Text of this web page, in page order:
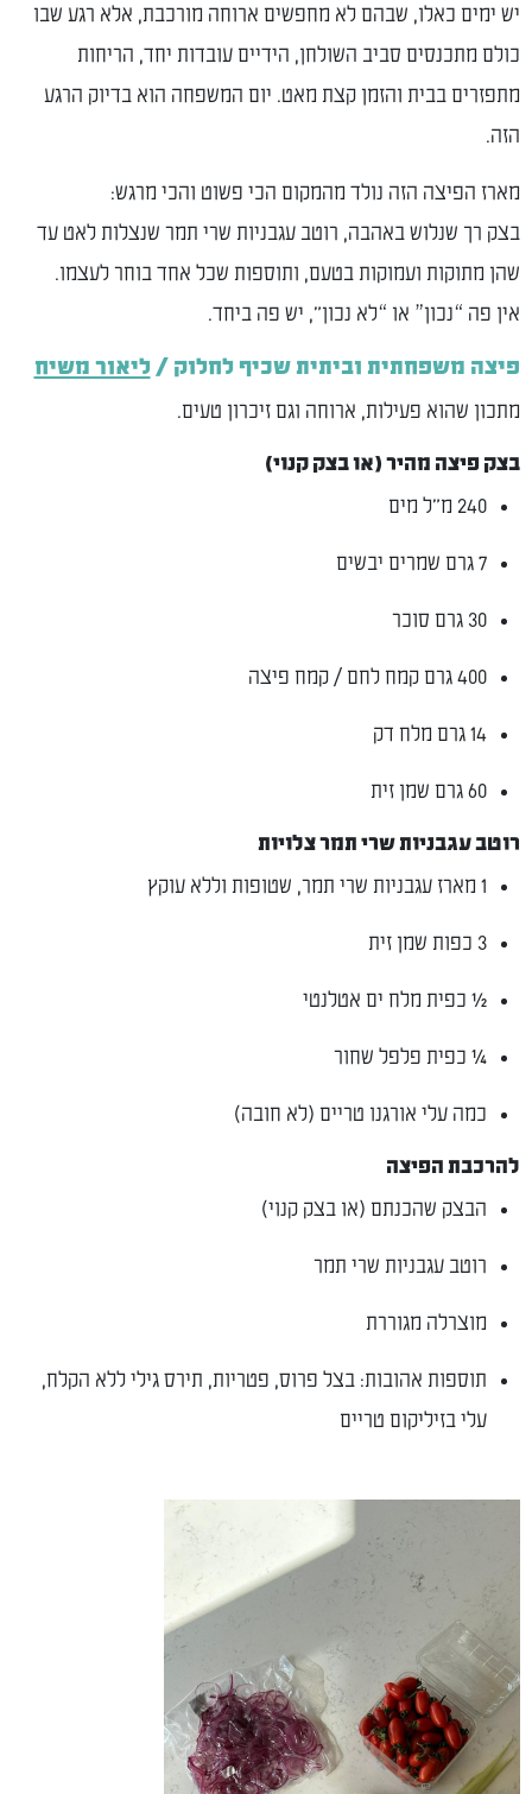
יש ימים כאלו, שבהם לא מחפשים ארוחה מורכבת, אלא רגע שבו
כולם מתכנסים סביב השולחן, הידיים עובדות יחד, הריחות
מתפזרים בבית והזמן קצת מאט. יום המשפחה הוא בדיוק הרגע
הזה.
מארז הפיצה הזה נולד מהמקום הכי פשוט והכי מרגש:
בצק רך שנלוש באהבה, רוטב עגבניות שרי תמר שנצלות לאט עד
שהן מתוקות ועמוקות בטעם, ותוספות שכל אחד בוחר לעצמו.
אין פה “נכון” או “לא נכון", יש פה ביחד.
פיצה משפחתית וביתית שכיף לחלוק /ליאור משיח
מתכון שהוא פעילות, ארוחה וגם זיכרון טעים.
בצק פיצה מהיר (או בצק קנוי)
240 מ״ל מים
7 גרם שמרים יבשים
30 גרם סוכר
400 גרם קמח לחם / קמח פיצה
14 גרם מלח דק
60 גרם שמן זית
רוטב עגבניות שרי תמר צלויות
1 מארז עגבניות שרי תמר, שטופות וללא עוקץ
3 כפות שמן זית
½ כפית מלח ים אטלנטי
¼ כפית פלפל שחור
כמה עלי אורגנו טריים (לא חובה)
להרכבת הפיצה
הבצק שהכנתם (או בצק קנוי)
רוטב עגבניות שרי תמר
מוצרלה מגוררת
תוספות אהובות: בצל פרוס, פטריות, תירס גילי ללא הקלח,
עלי בזיליקום טריים